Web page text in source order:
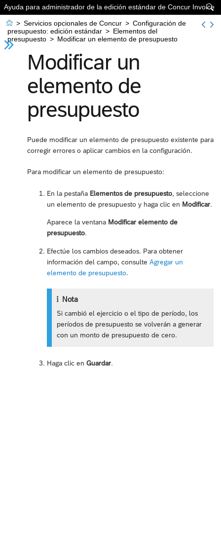

Ayuda para administrador de la edición estándar de Concur Invoice
 > Servicios opcionales de Concur > Configuración de
presupuesto: edición estándar > Elementos del
presupuesto > Modificar un elemento de presupuesto
Modificar un
elemento de
presupuesto
Puede modificar un elemento de presupuesto existente para
corregir errores o aplicar cambios en la configuración.
Para modificar un elemento de presupuesto:
En la pestaña Elementos de presupuesto, seleccione
un elemento de presupuesto y haga clic en Modificar.
Aparece la ventana Modificar elemento de
presupuesto.
Efectúe los cambios deseados. Para obtener
información del campo, consulte Agregar un
elemento de presupuesto.
Nota
Si cambió el ejercicio o el tipo de período, los
períodos de presupuesto se volverán a generar
con un monto de presupuesto de cero.
Haga clic en Guardar.